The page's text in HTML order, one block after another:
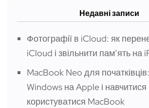
Недавні записи
Фотографії в iCloud: як
iCloud і звільнити пам’ять на
MacBook Neo для
Windows на Apple і навчитися
користуватися MacBook